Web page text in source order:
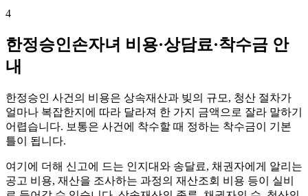
4
한정승인손자녀 비용·상담료·착수금 안
내
한정승인 사건의 비용은 상속재산과 빚의 규모, 청산 절차가
얼마나 복잡한지에 따라 달라져 한 가지 금액으로 잘라 말하기
어렵습니다. 보통은 사건에 착수할 때 정하는 착수금이 기본
틀이 됩니다.
여기에 더해 신고에 드는 인지대와 송달료, 채권자에게 알리는
공고 비용, 재산을 조사하는 과정의 재산조회 비용 등이 실비